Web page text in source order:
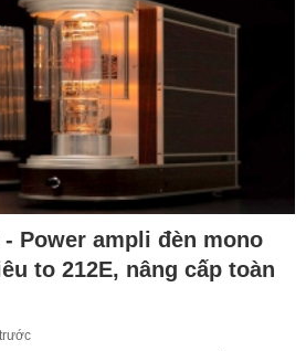
- Power ampli đèn mono
to 212E, nâng cấp toàn